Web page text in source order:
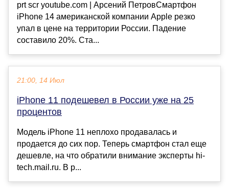
prt scr youtube.com | Арсений ПетровСмартфон
iPhone 14 американской компании Apple резко
упал в цене на территории России. Падение
составило 20%. Ста...
21:00, 14 Июл
iPhone 11 подешевел в России уже на 25
процентов
Модель iPhone 11 неплохо продавалась и
продается до сих пор. Теперь смартфон стал еще
дешевле, на что обратили внимание эксперты hi-
tech.mail.ru. В р...